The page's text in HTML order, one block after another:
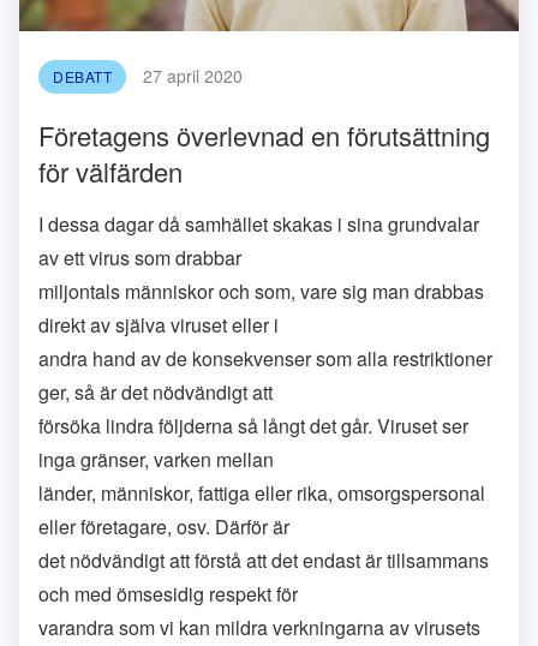
DEBATT 27 april 2020
Företagens överlevnad en förutsättning
för välfärden
I dessa dagar då samhället skakas i sina grundvalar
av ett virus som drabbar
miljontals människor och som, vare sig man drabbas
direkt av själva viruset eller i
andra hand av de konsekvenser som alla restriktioner
ger, så är det nödvändigt att
försöka lindra följderna så långt det går. Viruset ser
inga gränser, varken mellan
länder, människor, fattiga eller rika, omsorgspersonal
eller företagare, osv. Därför är
det nödvändigt att förstå att det endast är tillsammans
och med ömsesidig respekt för
varandra som vi kan mildra verkningarna av virusets